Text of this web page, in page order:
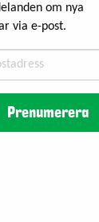
om nya
via e-post.
Prenumerera